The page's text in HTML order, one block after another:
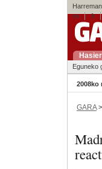
es
fr
Eguneko
2008ko
GARA>